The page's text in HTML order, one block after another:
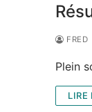
FRED
Plein
LIRE